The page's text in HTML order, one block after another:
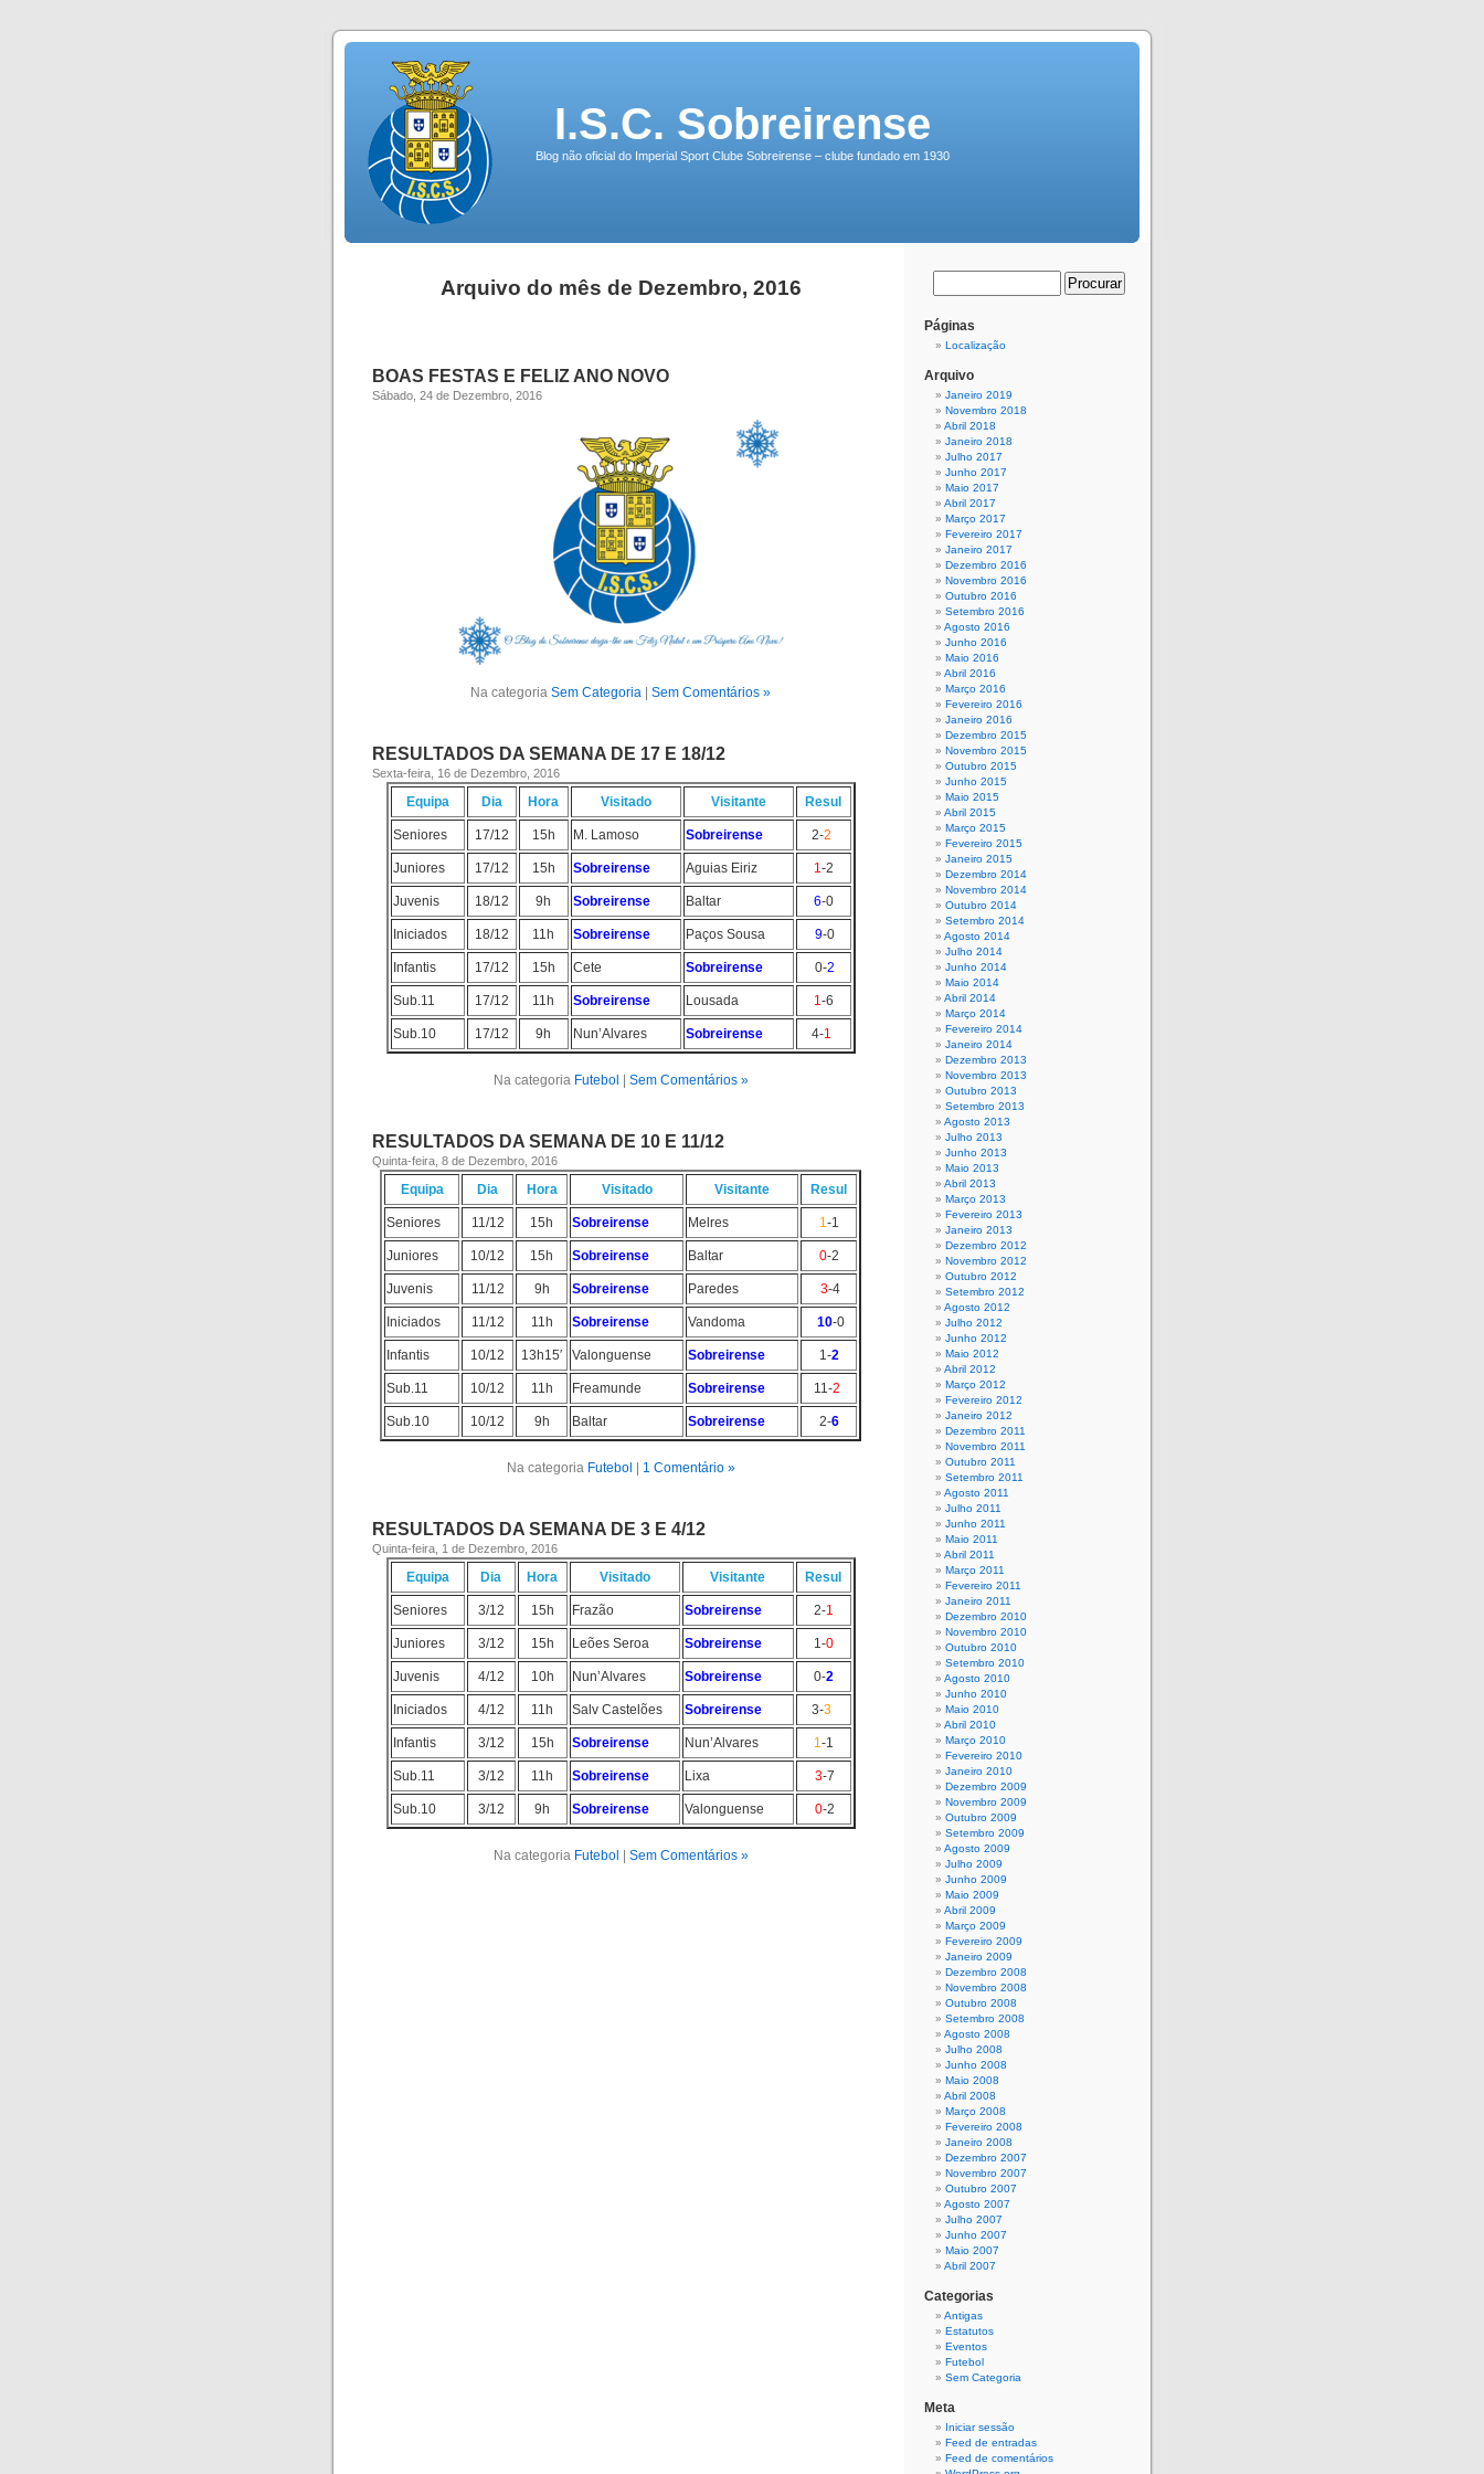
I.S.C. Sobreirense
Blog não oficial do Imperial Sport Clube Sobreirense – clube fundado em 1930
Arquivo do mês de Dezembro, 2016
BOAS FESTAS E FELIZ ANO NOVO
Sábado, 24 de Dezembro, 2016
Na categoria Sem Categoria Sem Comentários »
RESULTADOS DA SEMANA DE 17 E 18/12
Sexta-feira, 16 de Dezembro, 2016
Equipa Dia Hora Visitado Visitante Resul
Seniores 17/12 15h M. Lamoso Sobreirense 2-2
Juniores 17/12 15h Sobreirense Aguias Eiriz 1-2
Juvenis 18/12 9h Sobreirense Baltar 6-0
Iniciados 18/12 11h Sobreirense Paços Sousa 9-0
Infantis 17/12 15h Cete Sobreirense 0-2
Sub.11 17/12 11h Sobreirense Lousada 1-6
Sub.10 17/12 9h Nun’Alvares Sobreirense 4-1
Na categoria Futebol Sem Comentários »
RESULTADOS DA SEMANA DE 10 E 11/12
Quinta-feira, 8 de Dezembro, 2016
Equipa Dia Hora Visitado Visitante Resul
Seniores 11/12 15h Sobreirense Melres 1-1
Juniores 10/12 15h Sobreirense Baltar 0-2
Juvenis 11/12 9h Sobreirense Paredes 3-4
Iniciados 11/12 11h Sobreirense Vandoma 10-0
Infantis 10/12 13h15′ Valonguense Sobreirense 1-2
Sub.11 10/12 11h Freamunde Sobreirense 11-2
Sub.10 10/12 9h Baltar Sobreirense 2-6
Na categoria Futebol 1 Comentário »
RESULTADOS DA SEMANA DE 3 E 4/12
Quinta-feira, 1 de Dezembro, 2016
Equipa Dia Hora Visitado Visitante Resul
Seniores 3/12 15h Frazão Sobreirense 2-1
Juniores 3/12 15h Leões Seroa Sobreirense 1-0
Juvenis 4/12 10h Nun’Alvares Sobreirense 0-2
Iniciados 4/12 11h Salv Castelões Sobreirense 3-3
Infantis 3/12 15h Sobreirense Nun’Alvares 1-1
Sub.11 3/12 11h Sobreirense Lixa 3-7
Sub.10 3/12 9h Sobreirense Valonguense 0-2
Na categoria Futebol Sem Comentários »
Páginas
Localização
Arquivo
Janeiro 2019
Novembro 2018
Abril 2018
Janeiro 2018
Julho 2017
Junho 2017
Maio 2017
Abril 2017
Março 2017
Fevereiro 2017
Janeiro 2017
Dezembro 2016
Novembro 2016
Outubro 2016
Setembro 2016
Agosto 2016
Junho 2016
Maio 2016
Abril 2016
Março 2016
Fevereiro 2016
Janeiro 2016
Dezembro 2015
Novembro 2015
Outubro 2015
Junho 2015
Maio 2015
Abril 2015
Março 2015
Fevereiro 2015
Janeiro 2015
Dezembro 2014
Novembro 2014
Outubro 2014
Setembro 2014
Agosto 2014
Julho 2014
Junho 2014
Maio 2014
Abril 2014
Março 2014
Fevereiro 2014
Janeiro 2014
Dezembro 2013
Novembro 2013
Outubro 2013
Setembro 2013
Agosto 2013
Julho 2013
Junho 2013
Maio 2013
Abril 2013
Março 2013
Fevereiro 2013
Janeiro 2013
Dezembro 2012
Novembro 2012
Outubro 2012
Setembro 2012
Agosto 2012
Julho 2012
Junho 2012
Maio 2012
Abril 2012
Março 2012
Fevereiro 2012
Janeiro 2012
Dezembro 2011
Novembro 2011
Outubro 2011
Setembro 2011
Agosto 2011
Julho 2011
Junho 2011
Maio 2011
Abril 2011
Março 2011
Fevereiro 2011
Janeiro 2011
Dezembro 2010
Novembro 2010
Outubro 2010
Setembro 2010
Agosto 2010
Junho 2010
Maio 2010
Abril 2010
Março 2010
Fevereiro 2010
Janeiro 2010
Dezembro 2009
Novembro 2009
Outubro 2009
Setembro 2009
Agosto 2009
Julho 2009
Junho 2009
Maio 2009
Abril 2009
Março 2009
Fevereiro 2009
Janeiro 2009
Dezembro 2008
Novembro 2008
Outubro 2008
Setembro 2008
Agosto 2008
Julho 2008
Junho 2008
Maio 2008
Abril 2008
Março 2008
Fevereiro 2008
Janeiro 2008
Dezembro 2007
Novembro 2007
Outubro 2007
Agosto 2007
Julho 2007
Junho 2007
Maio 2007
Abril 2007
Categorias
Antigas
Estatutos
Eventos
Futebol
Sem Categoria
Meta
Iniciar sessão
Feed de entradas
Feed de comentários